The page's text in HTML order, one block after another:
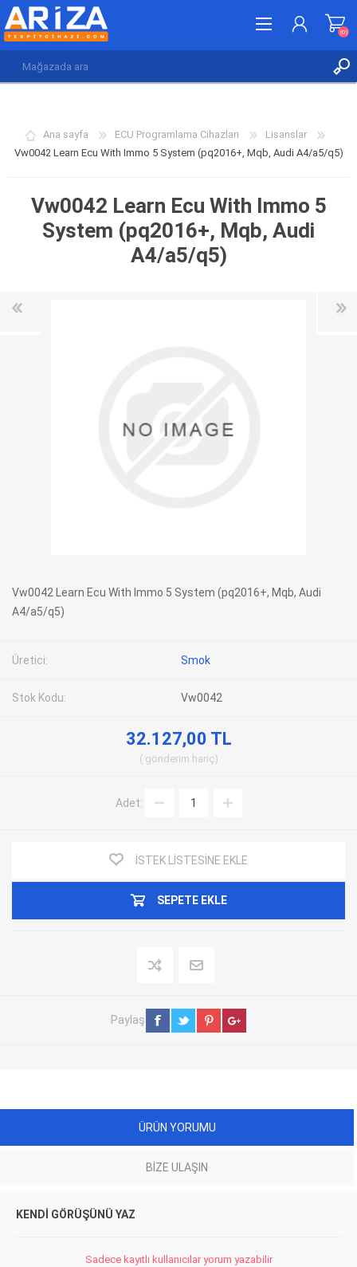
(0)
(0)
Ana sayfa ECU Programlama Cihazları
Lisanslar
Vw0042 Learn Ecu With Immo 5 System (pq2016+, Mqb, Audi A4/a5/q5)
Vw0042 Learn Ecu With Immo 5
System (pq2016+, Mqb, Audi
A4/a5/q5)
Vw0042 Learn Ecu With Immo 5 System (pq2016+, Mqb, Audi
A4/a5/q5)
Üretici: Smok
Stok Kodu: Vw0042
32.127,00 TL
gönderim hariç
Adet:
İSTEK LISTESINE EKLE
SEPETE EKLE
Paylaş
ÜRÜN YORUMU
BIZE ULAŞIN
KENDI GÖRÜŞÜNÜ YAZ
Sadece kayıtlı kullanıcılar yorum yazabilir